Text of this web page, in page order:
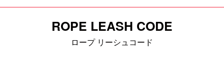
ROPE LEASH CODE
ロープ リーシュコード